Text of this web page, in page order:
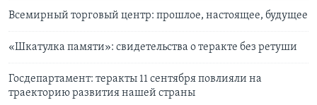
Всемирный торговый центр: прошлое, настоящее, будущее
«Шкатулка памяти»: свидетельства о теракте без ретуши
Госдепартамент: теракты 11 сентября повлияли на
траекторию развития нашей страны